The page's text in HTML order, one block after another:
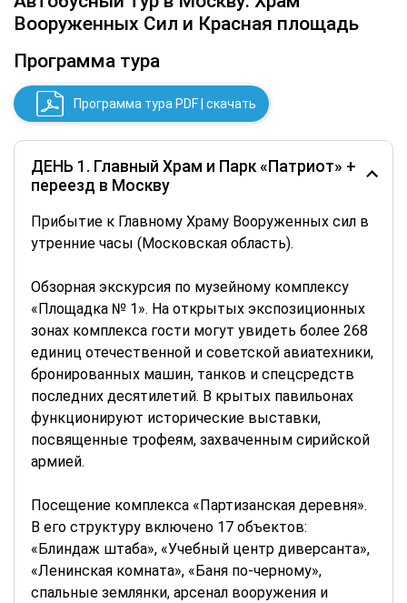
Вооруженных Сил и Красная площадь
Программа тура
Программа тура PDF | скачать
ДЕНЬ 1. Главный Храм и Парк «Патриот» +
переезд в Москву
Прибытие к Главному Храму Вооруженных сил в
утренние часы (Московская область).
Обзорная экскурсия по музейному комплексу
«Площадка № 1». На открытых экспозиционных
зонах комплекса гости могут увидеть более 268
единиц отечественной и советской авиатехники,
бронированных машин, танков и спецсредств
последних десятилетий. В крытых павильонах
функционируют исторические выставки,
посвященные трофеям, захваченным сирийской
армией.
Посещение комплекса «Партизанская деревня».
В его структуру включено 17 объектов:
«Блиндаж штаба», «Учебный центр диверсанта»,
«Ленинская комната», «Баня по-черному»,
спальные землянки, арсенал вооружения и